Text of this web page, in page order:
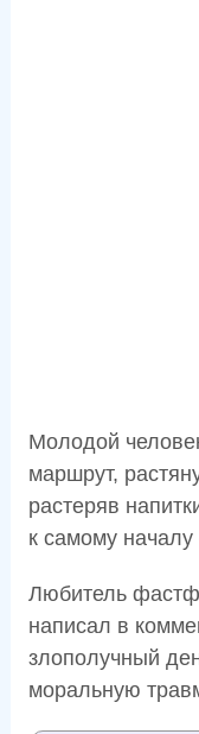
Молодой
маршрут,
растеряв
к самому началу
Любитель
написал в
злополучный
моральную